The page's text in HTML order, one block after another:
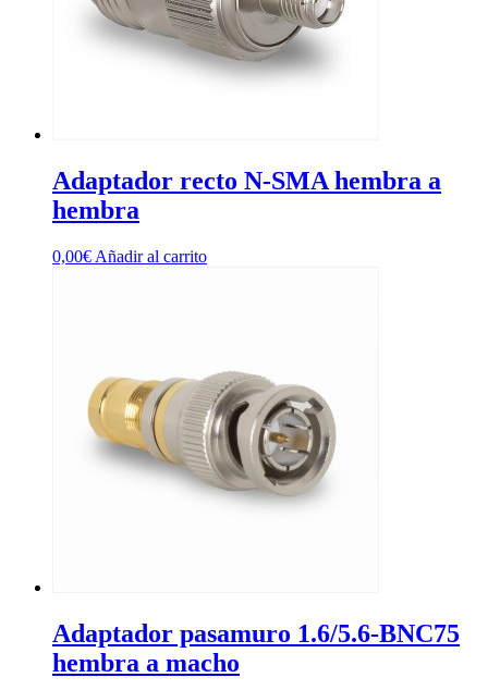
Adaptador recto N-SMA hembra a
hembra
0,00€ Añadir al carrito
Adaptador pasamuro 1.6/5.6-BNC75
hembra a macho